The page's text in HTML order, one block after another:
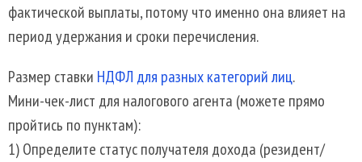
фактической выплаты, потому что именно она влияет на
период удержания и сроки перечисления.
Размер ставки НДФЛ для разных категорий лиц.
Мини-чек-лист для налогового агента (можете прямо
пройтись по пунктам):
1) Определите статус получателя дохода (резидент/